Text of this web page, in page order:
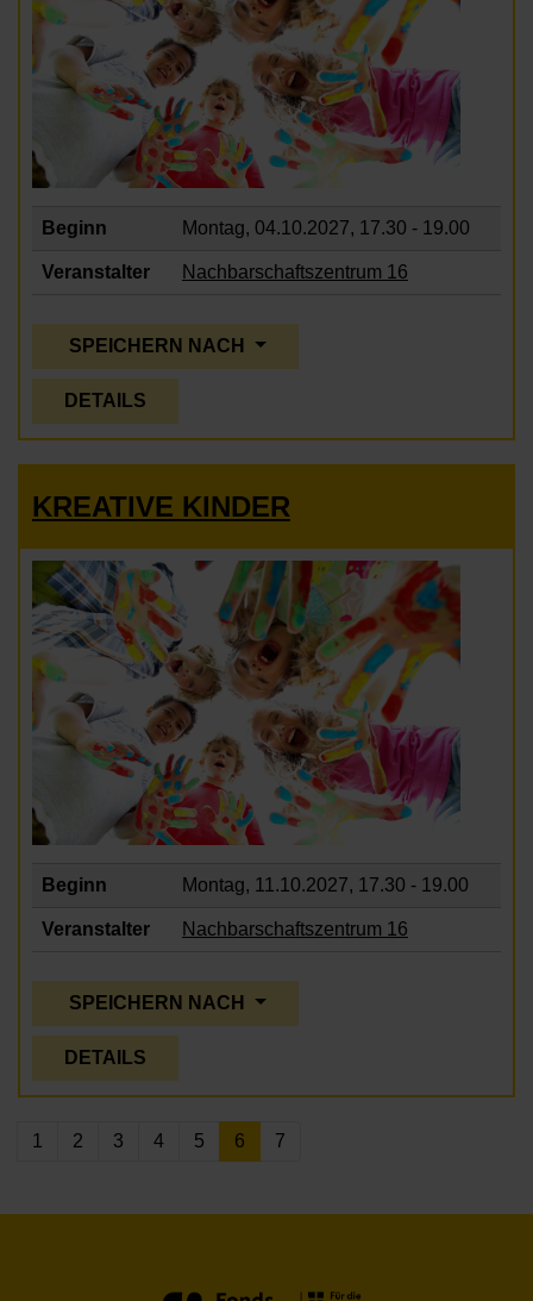
Beginn Montag, 04.10.2027, 17.30 - 19.00
Veranstalter Nachbarschaftszentrum 16
SPEICHERN NACH
DETAILS
KREATIVE KINDER
Beginn Montag, 11.10.2027, 17.30 - 19.00
Veranstalter Nachbarschaftszentrum 16
SPEICHERN NACH
DETAILS
1 2 3 4 5 6 7